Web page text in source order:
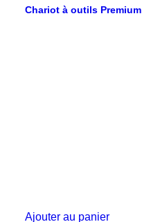
Chariot à outils Premium
Ajouter au panier